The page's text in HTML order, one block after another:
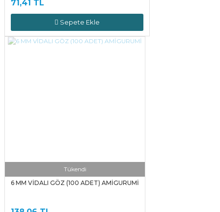
71,41 TL
Sepete Ekle
Tükendi
6 MM VİDALI GÖZ (100 ADET) AMİGURUMİ